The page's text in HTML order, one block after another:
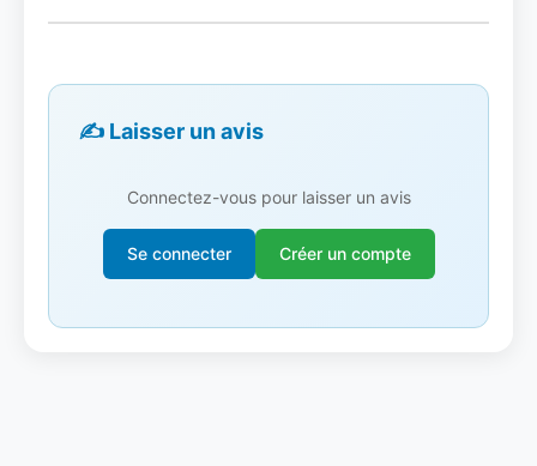
✍️ Laisser un avis
Connectez-vous pour laisser un avis
Se connecter Créer un compte